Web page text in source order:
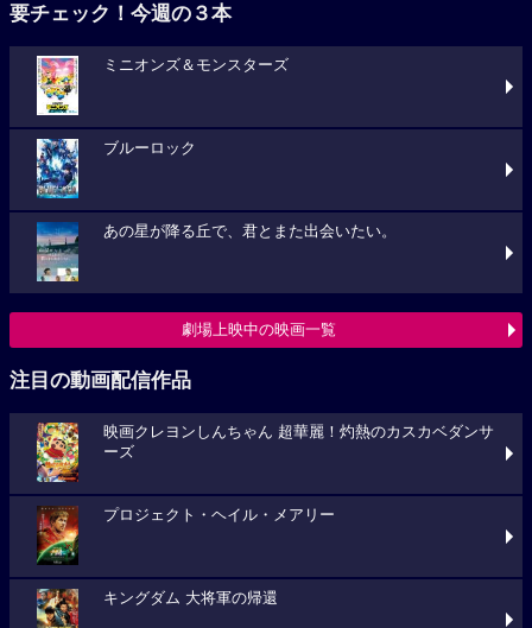
要チェック！今週の３本
ミニオンズ＆モンスターズ
ブルーロック
あの星が降る丘で、君とまた出会いたい。
劇場上映中の映画一覧
注目の動画配信作品
映画クレヨンしんちゃん 超華麗！灼熱のカスカベダンサ
ーズ
プロジェクト・ヘイル・メアリー
キングダム 大将軍の帰還